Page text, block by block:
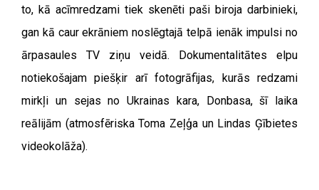
to, kā acīmredzami tiek skenēti paši biroja darbinieki,
gan kā caur ekrāniem noslēgtajā telpā ienāk impulsi no
ārpasaules TV ziņu veidā. Dokumentalitātes elpu
notiekošajam piešķir arī fotogrāfijas, kurās redzami
mirkļi un sejas no Ukrainas kara, Donbasa, šī laika
reālijām (atmosfēriska Toma Zeļģa un Lindas Ģībietes
videokolāža).